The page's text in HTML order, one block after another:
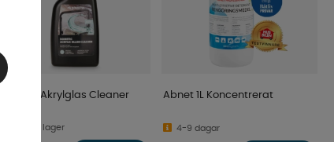
Dometic Akrylglas Cleaner
Finns i lager
Abnet 1L Koncentrerat
4-9 dagar